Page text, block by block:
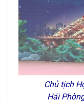
Chủ tịch
Hải